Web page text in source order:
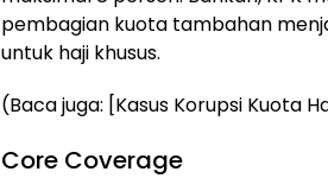
pembagian kuota tambahan
untuk haji khusus.
(Baca juga: [Kasus Korupsi Kuota
Core Coverage